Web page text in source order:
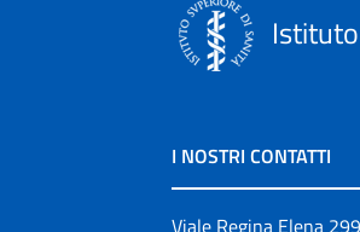
I NOSTRI CONTATTI
Viale Regina Elena